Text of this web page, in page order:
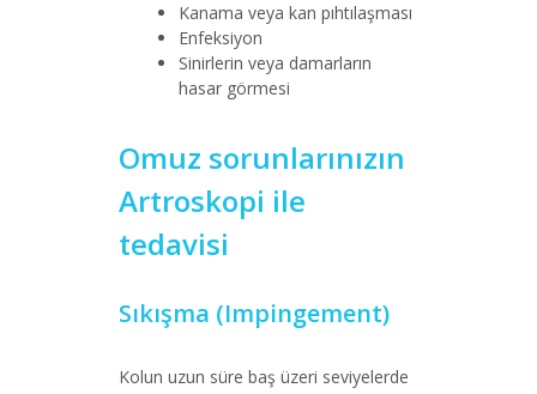
Kanama veya kan pıhtılaşması
Enfeksiyon
Sinirlerin veya damarların
hasar görmesi
Omuz sorunlarınızın
Artroskopi ile
tedavisi
Sıkışma (Impingement)
Kolun uzun süre baş üzeri seviyelerde